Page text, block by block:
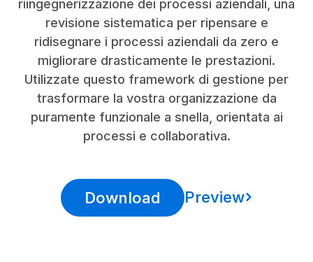
riingegnerizzazione dei processi aziendali, una
revisione sistematica per ripensare e
ridisegnare i processi aziendali da zero e
migliorare drasticamente le prestazioni.
Utilizzate questo framework di gestione per
trasformare la vostra organizzazione da
puramente funzionale a snella, orientata ai
processi e collaborativa.
Download Preview